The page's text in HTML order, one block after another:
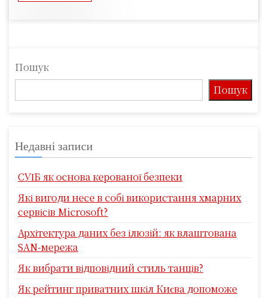
Пошук
Пошук
Недавні записи
СУІБ як основа керованої безпеки
Які вигоди несе в собі використання хмарних
сервісів Microsoft?
Архітектура даних без ілюзій: як влаштована
SAN-мережа
Як вибрати відповідний стиль танців?
Як рейтинг приватних шкіл Києва допоможе